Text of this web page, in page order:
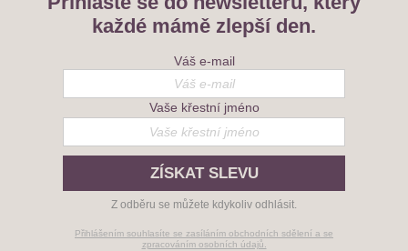
každé mámě zlepší den.
Váš e-mail
Vaše křestní jméno
ZÍSKAT SLEVU
Z odběru se můžete kdykoliv odhlásit.
Přihlášením souhlasíte se zasíláním obchodních sdělení a se
zpracováním osobních údajů.